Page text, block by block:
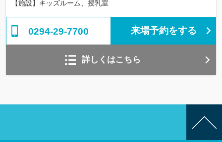
【施設】キッズルーム、授乳室
0294-29-7700 来場予約をする
詳しくはこちら